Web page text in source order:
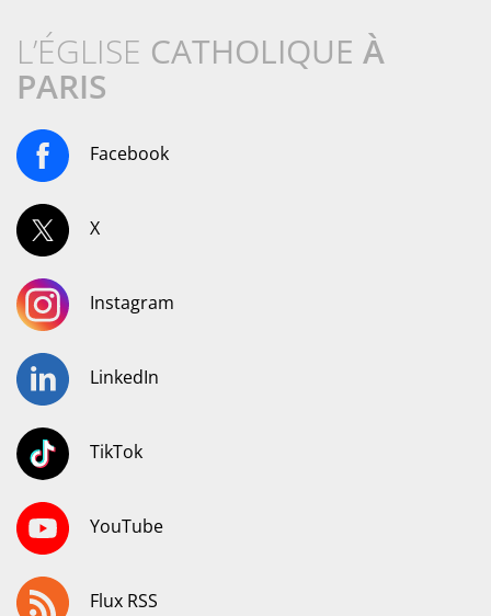
L’ÉGLISE CATHOLIQUE À
PARIS
Facebook
X
Instagram
LinkedIn
TikTok
YouTube
Flux RSS